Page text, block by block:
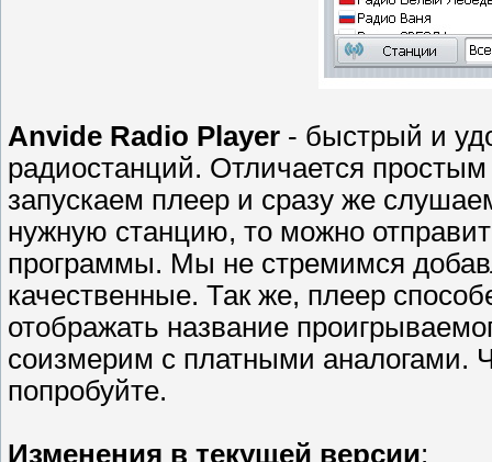
Anvide Radio Player - быстрый и
радиостанций. Отличается
запускаем плеер и сразу же
нужную станцию, то можно
программы. Мы не стремимся
качественные. Так же, плеер
отображать название
соизмерим с платными аналогами.
попробуйте.
Изменения в текущей версии: